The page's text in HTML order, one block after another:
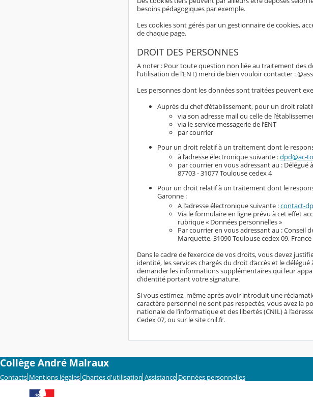
besoins pédagogiques par exemple.
Les cookies sont gérés par un gestionnaire de cookies,
de chaque page.
DROIT DES PERSONNES
A noter : Pour toute question non liée au traitement des
l’utilisation de l’ENT) merci de bien vouloir contacter :
Les personnes dont les données sont traitées peuvent
Auprès du chef d’établissement, pour un droit
via son adresse mail ou celle de
via le service messagerie de l’ENT
par courrier
Pour un droit relatif à un traitement dont le
à l’adresse électronique suivante :dpd@ac-
par courrier en vous adressant au : Délégué
87703 - 31077 Toulouse cedex 4
Pour un droit relatif à un traitement dont le
Garonne :
A l’adresse électronique suivante :contact-
Via le formulaire en ligne prévu à cet effet
rubrique « Données personnelles »
Par courrier en vous adressant au : Conseil
Marquette, 31090 Toulouse cedex 09, France
Dans le cadre de l’exercice de vos droits, vous devez
identité, les services chargés du droit d’accès et le
demander les informations supplémentaires qui leur
d’identité portant votre signature.
Si vous estimez, même après avoir introduit une
caractère personnel ne sont pas respectés, vous avez la
nationale de l’informatique et des libertés (CNIL) à
Cedex 07, ou sur le site cnil.fr.
Collège André Malraux
Contacts Mentions légales Chartes d'utilisation Assistance Données personnelles